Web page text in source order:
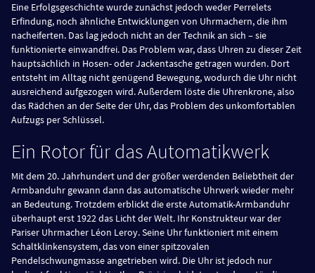
Eine Erfolgsgeschichte wurde zunächst jedoch weder Perrelets
Erfindung, noch ähnliche Entwicklungen von Uhrmachern, die ihm
nacheiferten. Das lag jedoch nicht an der Technik an sich – sie
funktionierte einwandfrei. Das Problem war, dass Uhren zu dieser Zeit
hauptsächlich in Hosen- oder Jackentasche getragen wurden. Dort
entsteht im Alltag nicht genügend Bewegung, wodurch die Uhr nicht
ausreichend aufgezogen wird. Außerdem löste die Uhrenkrone, also
das Rädchen an der Seite der Uhr, das Problem des unkomfortablen
Aufzugs per Schlüssel.
Ein Rotor für das Automatikwerk
Mit dem 20. Jahrhundert und der größer werdenden Beliebtheit der
Armbanduhr gewann dann das automatische Uhrwerk wieder mehr
an Bedeutung. Trotzdem erblickt die erste Automatik-Armbanduhr
überhaupt erst 1922 das Licht der Welt. Ihr Konstrukteur war der
Pariser Uhrmacher Léon Leroy. Seine Uhr funktioniert mit einem
Schaltklinkensystem, das von einer spitzovalen
Pendelschwungmasse angetrieben wird. Die Uhr ist jedoch nur